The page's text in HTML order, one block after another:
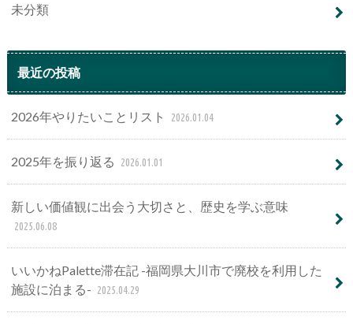
未分類
最近の投稿
2026年やりたいことリスト 2026.01.04
2025年を振り返る 2026.01.01
新しい価値観に出会う大切さと、歴史を学ぶ意味
2025.06.08
いいかねPalette滞在記 -福岡県大川市で廃校を利用した
施設に泊まる- 2025.04.29